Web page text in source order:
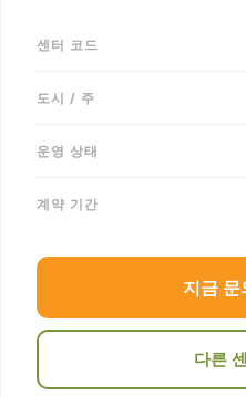
센터 코드
도시 / 주
운영 상태
계약 기간
지금
다른